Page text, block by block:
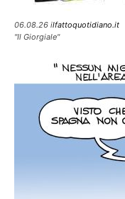
06.08.26 ilfattoquotidiano.it
"Il Giorgiale"